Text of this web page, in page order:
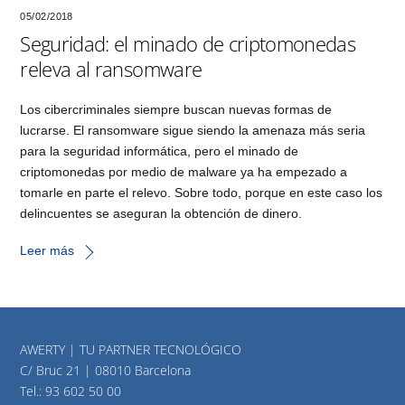
05/02/2018
Seguridad: el minado de criptomonedas
releva al ransomware
Los cibercriminales siempre buscan nuevas formas de
lucrarse. El ransomware sigue siendo la amenaza más seria
para la seguridad informática, pero el minado de
criptomonedas por medio de malware ya ha empezado a
tomarle en parte el relevo. Sobre todo, porque en este caso los
delincuentes se aseguran la obtención de dinero.
Leer más
AWERTY | TU PARTNER TECNOLÓGICO
C/ Bruc 21 | 08010 Barcelona
Tel.:93 602 50 00